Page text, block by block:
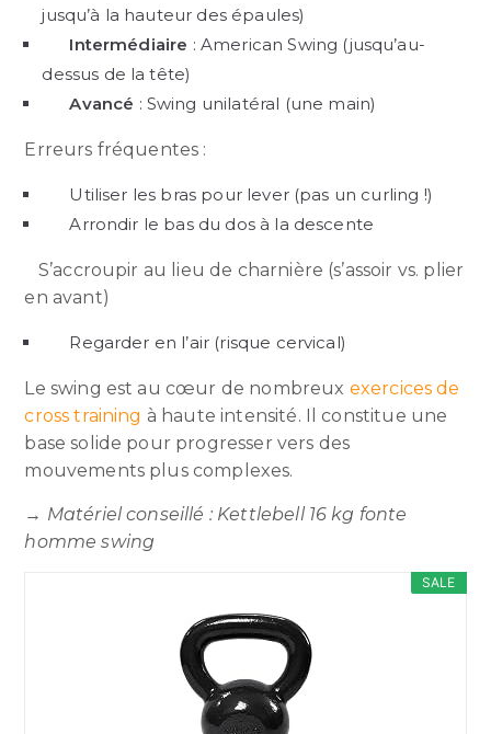
jusqu’à la hauteur des épaules)
Intermédiaire : American Swing (jusqu’au-
dessus de la tête)
Avancé : Swing unilatéral (une main)
Erreurs fréquentes :
Utiliser les bras pour lever (pas un curling !)
Arrondir le bas du dos à la descente
S’accroupir au lieu de charnière (s’assoir vs. plier
en avant)
Regarder en l’air (risque cervical)
Le swing est au cœur de nombreux exercices de
cross training à haute intensité. Il constitue une
base solide pour progresser vers des
mouvements plus complexes.
→ Matériel conseillé : Kettlebell 16 kg fonte
homme swing
SALE